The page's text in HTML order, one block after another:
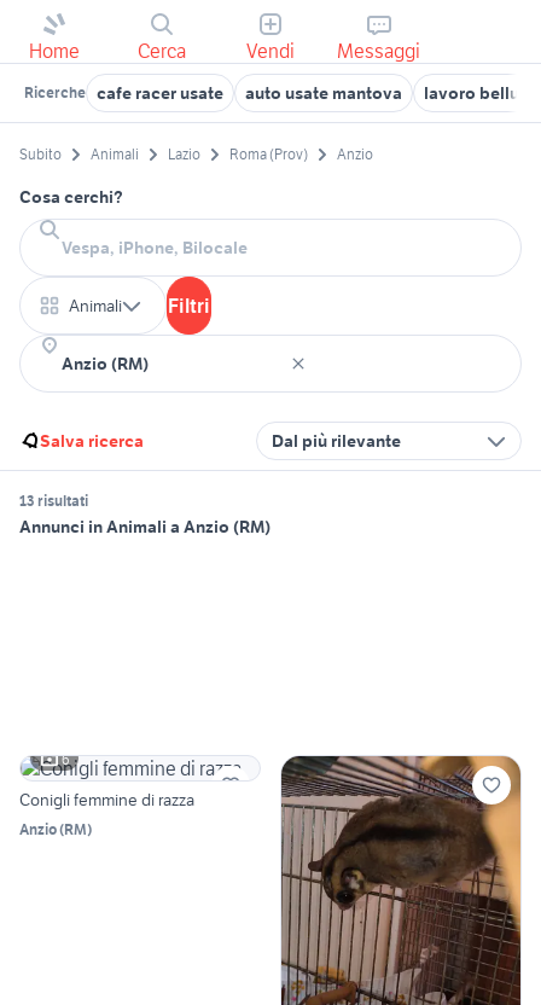
Home Cerca Vendi Messaggi
Ricerche cafe racer usate auto usate mantova lavoro belluno
Subito Animali Lazio Roma (Prov) Anzio
Cosa cerchi?
Animali Filtri
Salva ricerca Dal più rilevante
13 risultati
Annunci in Animali a Anzio (RM)
6
Conigli femmine di razza
Anzio(RM)